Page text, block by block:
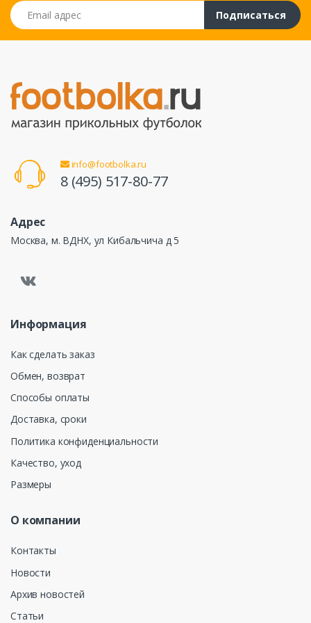
Email адрес
Подписаться
info@footbolka.ru
8 (495) 517-80-77
Адрес
Москва, м. ВДНХ, ул Кибальчича д 5
Информация
Как сделать заказ
Обмен, возврат
Способы оплаты
Доставка, сроки
Политика конфиденциальности
Качество, уход
Размеры
О компании
Контакты
Новости
Архив новостей
Статьи